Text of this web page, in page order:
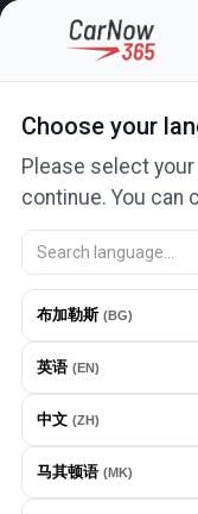
Choose your
Please select
continue. You can
布加勒斯 (BG)
英语 (EN)
中文 (ZH)
马其顿语 (MK)
寻找摩托车
品牌
选择...
模型
选择...
价格